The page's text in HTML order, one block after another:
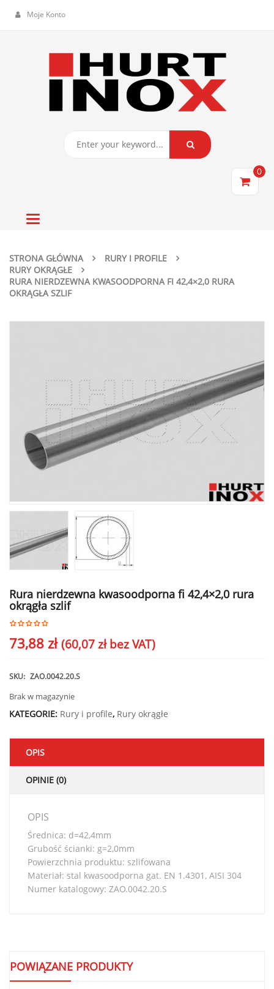
Moje Konto
0
Toggle
STRONA GŁÓWNA
RURY I PROFILE
RURY OKRĄGŁE
RURA NIERDZEWNA KWASOODPORNA FI 42,4×2,0 RURA
OKRĄGŁA SZLIF
Rura nierdzewna kwasoodporna fi 42,4×2,0 rura
okrągła szlif
73,88 zł (60,07 złbez VAT)
SKU: ZAO.0042.20.S
Brak w magazynie
KATEGORIE: Rury i profile, Rury okrągłe
OPIS
OPINIE (0)
OPIS
Średnica: d=42,4mm
Grubość ścianki: g=2,0mm
Powierzchnia produktu: szlifowana
Materiał: stal kwasoodporna gat. EN 1.4301, AISI 304
Numer katalogowy: ZAO.0042.20.S
POWIĄZANE PRODUKTY